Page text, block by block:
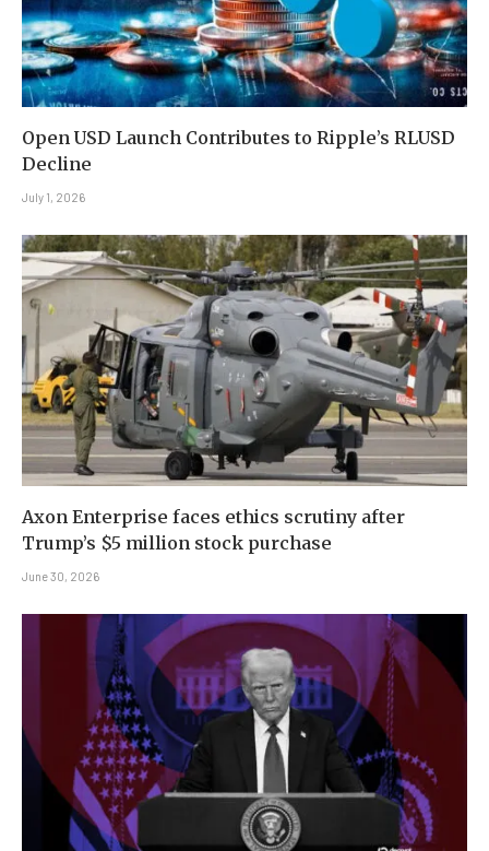
Open USD Launch Contributes to Ripple’s RLUSD
Decline
July 1, 2026
Axon Enterprise faces ethics scrutiny after
Trump’s $5 million stock purchase
June 30, 2026